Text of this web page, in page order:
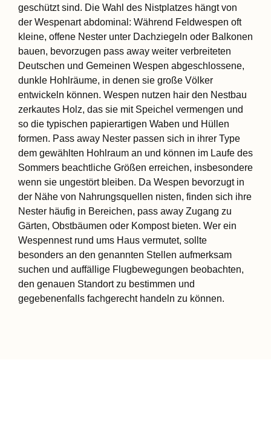
geschützt sind. Die Wahl des Nistplatzes hängt von
der Wespenart abdominal: Während Feldwespen oft
kleine, offene Nester unter Dachziegeln oder Balkonen
bauen, bevorzugen pass away weiter verbreiteten
Deutschen und Gemeinen Wespen abgeschlossene,
dunkle Hohlräume, in denen sie große Völker
entwickeln können. Wespen nutzen hair den Nestbau
zerkautes Holz, das sie mit Speichel vermengen und
so die typischen papierartigen Waben und Hüllen
formen. Pass away Nester passen sich in ihrer Type
dem gewählten Hohlraum an und können im Laufe des
Sommers beachtliche Größen erreichen, insbesondere
wenn sie ungestört bleiben. Da Wespen bevorzugt in
der Nähe von Nahrungsquellen nisten, finden sich ihre
Nester häufig in Bereichen, pass away Zugang zu
Gärten, Obstbäumen oder Kompost bieten. Wer ein
Wespennest rund ums Haus vermutet, sollte
besonders an den genannten Stellen aufmerksam
suchen und auffällige Flugbewegungen beobachten,
den genauen Standort zu bestimmen und
gegebenenfalls fachgerecht handeln zu können.